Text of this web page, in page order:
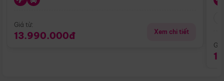
Giá từ:
13.990.000đ Xem chi tiết